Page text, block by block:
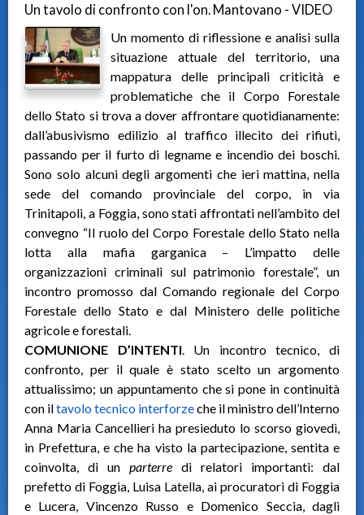
Un tavolo di confronto con l'on. Mantovano - VIDEO
Un momento di riflessione e analisi sulla
situazione attuale del territorio, una
mappatura delle principali criticità e
problematiche che il Corpo Forestale
dello Stato si trova a dover affrontare quotidianamente:
dall’abusivismo edilizio al traffico illecito dei rifiuti,
passando per il furto di legname e incendio dei boschi.
Sono solo alcuni degli argomenti che ieri mattina, nella
sede del comando provinciale del corpo, in via
Trinitapoli, a Foggia, sono stati affrontati nell’ambito del
convegno “Il ruolo del Corpo Forestale dello Stato nella
lotta alla mafia garganica – L’impatto delle
organizzazioni criminali sul patrimonio forestale”, un
incontro promosso dal Comando regionale del Corpo
Forestale dello Stato e dal Ministero delle politiche
agricole e forestali.
COMUNIONE D’INTENTI. Un incontro tecnico, di
confronto, per il quale è stato scelto un argomento
attualissimo; un appuntamento che si pone in continuità
con iltavolo tecnico interforzeche il ministro dell’Interno
Anna Maria Cancellieri ha presieduto lo scorso giovedì,
in Prefettura, e che ha visto la partecipazione, sentita e
coinvolta, di un parterre di relatori importanti: dal
prefetto di Foggia, Luisa Latella, ai procuratori di Foggia
e Lucera, Vincenzo Russo e Domenico Seccia, dagli